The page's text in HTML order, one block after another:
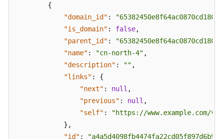
{
"domain_id" :
"is_domain" : false,
"parent_id" :
"name" : "cn-north-4" ,
"description" : "" ,
"links" :
{
"next" : null ,
"previous" : null ,
"self" :
"https://www.example.com/
} ,
"id" :
"a4a5d4098fb4474fa22cd05f897d6b99"